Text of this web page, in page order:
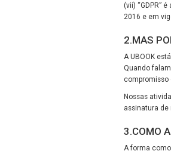
(vii) “GDPR”
2016 e em
2.MAS
A UBOOK
Quando
compromisso
Nossas
assinatura de
3.COMO
A forma